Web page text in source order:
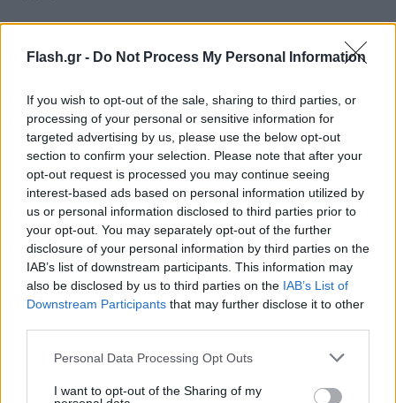
Flash.gr - Do Not Process My Personal Information
If you wish to opt-out of the sale, sharing to third parties, or
processing of your personal or sensitive information for
targeted advertising by us, please use the below opt-out
section to confirm your selection. Please note that after your
opt-out request is processed you may continue seeing
interest-based ads based on personal information utilized by
us or personal information disclosed to third parties prior to
your opt-out. You may separately opt-out of the further
disclosure of your personal information by third parties on the
IAB’s list of downstream participants. This information may
also be disclosed by us to third parties on the IAB’s List of
Downstream Participants that may further disclose it to other
Please note that this website/app uses one or more Google
not limited to your visit or usage behaviour. You may click to
Personal Data Processing Opt Outs
I want to opt-out of the Sharing of my